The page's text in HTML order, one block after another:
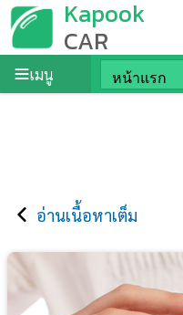
Kapook
CAR
เมนู
อ่านเนื้อหาเต็ม